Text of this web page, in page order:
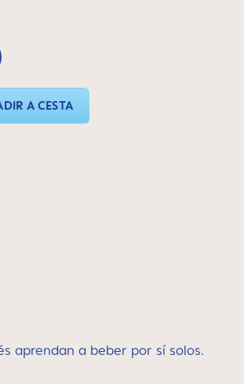
deseada o usa los botones para aumentar o
A CESTA
aprendan a beber por sí solos.